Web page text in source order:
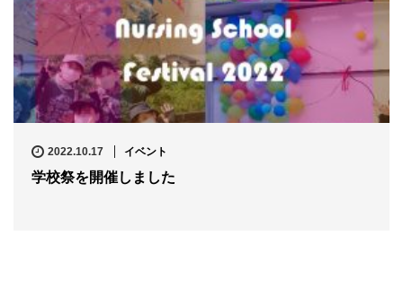
g
a
i
n
2022.10.17 イベント
学校祭を開催しました